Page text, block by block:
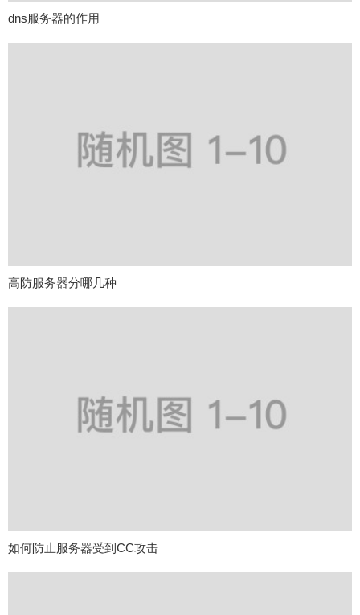
dns服务器的作用
高防服务器分哪几种
如何防止服务器受到CC攻击